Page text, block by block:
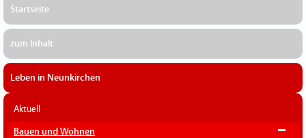
Startseite
zum Inhalt
Leben in Neunkirchen
Aktuell
Bauen und Wohnen